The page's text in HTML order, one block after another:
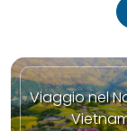
Viaggio nel